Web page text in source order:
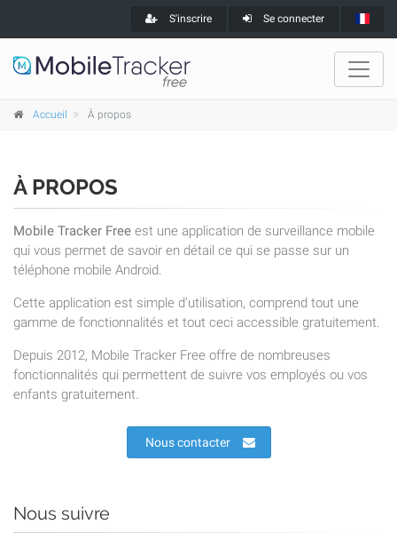
S'inscrire Se connecter
Accueil À propos
À PROPOS
Mobile Tracker Free est une application de surveillance mobile
qui vous permet de savoir en détail ce qui se passe sur un
téléphone mobile Android.
Cette application est simple d'utilisation, comprend tout une
gamme de fonctionnalités et tout ceci accessible gratuitement.
Depuis 2012, Mobile Tracker Free offre de nombreuses
fonctionnalités qui permettent de suivre vos employés ou vos
enfants gratuitement.
Nous contacter
Nous suivre